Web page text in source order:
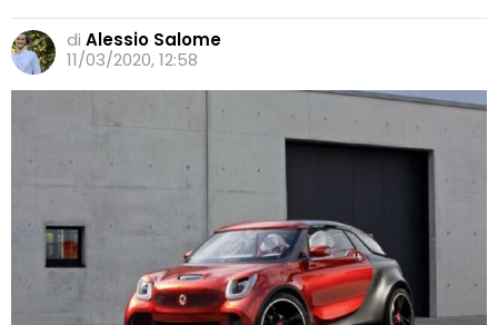
di Alessio Salome
11/03/2020, 12:58